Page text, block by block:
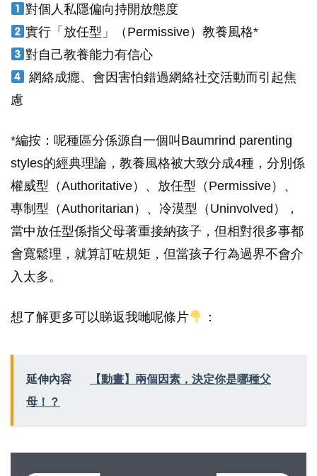
對個人私隱偏向持開放態度
實行「放任型」（Permissive）教養風格*
對自己教養能力有信心
網絡成癮、會因害怕錯過網絡社交活動而引起焦
慮
*編按：呢種區分係源自一個叫Baumrind parenting
styles的經典理論，教養風格被大致分成4種，分別係
權威型（Authoritative）、放任型（Permissive）、
專制型（Authoritarian）、冷漠型（Uninvolved），
當中放任型係指父母著重接納孩子，但相對很多事都
會寬鬆理，就算訂咗規矩，但當孩子行為過界不會介
入太多。
想了解更多可以睇返我哋呢條片 ：
延伸內容
【動畫】兩個因素，決定你是哪種父
母！？